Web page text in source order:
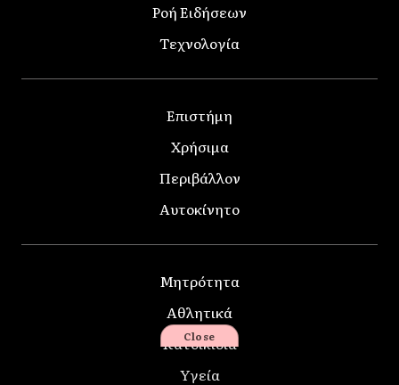
Ροή Ειδήσεων
Τεχνολογία
Επιστήμη
Χρήσιμα
Περιβάλλον
Αυτοκίνητο
Μητρότητα
Αθλητικά
Κατοικίδια
Υγεία
Close